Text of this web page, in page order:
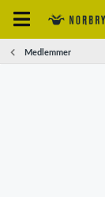
Medlemmer